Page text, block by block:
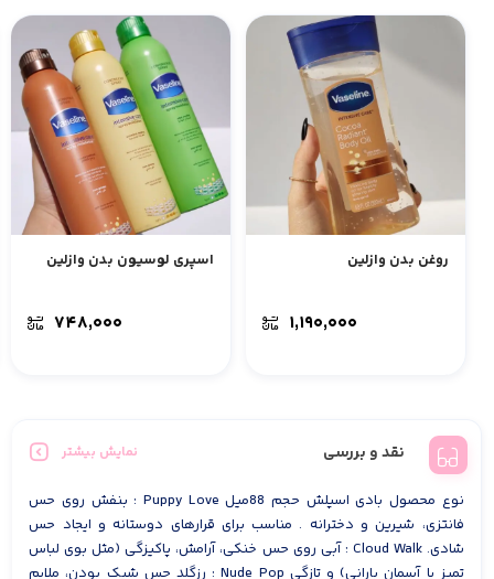
روغن بدن وازلین
۱,۱۹۰,۰۰۰
اسپری لوسیون بدن وازلین
۷۴۸,۰۰۰
نقد و بررسی نمایش بیشتر
نوع محصول بادی اسپلش حجم 88میل Puppy Love : بنفش روی حس
فانتزی، شیرین و دخترانه . مناسب برای قرارهای دوستانه و ایجاد حس
شادی. Cloud Walk : آبی روی حس خنکی، آرامش، پاکیزگی (مثل بوی لباس
تمیز یا آسمان بارانی) و تازگی Nude Pop : رزگلد حس شیک بودن، ملایم